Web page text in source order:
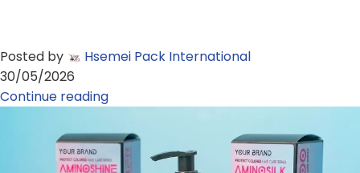
Posted by
Hsemei Pack International
30/05/2026
Continue reading